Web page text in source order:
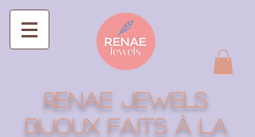
RENAE jEWELS
Bijoux faits à la